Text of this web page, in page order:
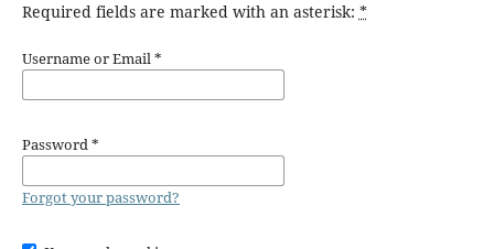
Required fields are marked with an asterisk: *
Username or Email*
Password*
Forgot your password?